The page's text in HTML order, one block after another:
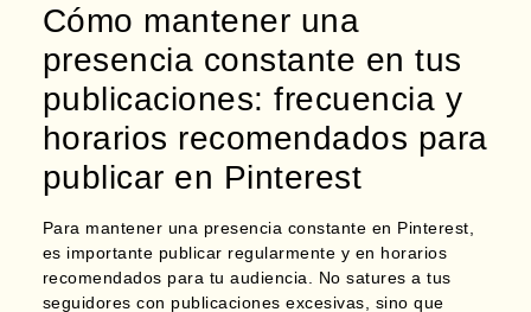
Cómo mantener una
presencia constante en tus
publicaciones: frecuencia y
horarios recomendados para
publicar en Pinterest
Para mantener una presencia constante en Pinterest,
es importante publicar regularmente y en horarios
recomendados para tu audiencia. No satures a tus
seguidores con publicaciones excesivas, sino que